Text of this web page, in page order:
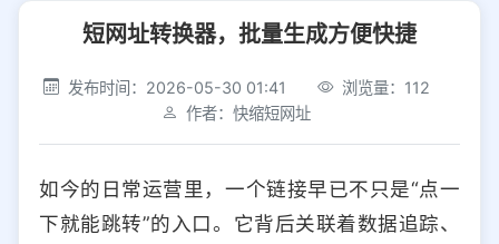
社交平台 电商平台
选择防红平台类型，避免链接被拦截
iOS Android PC 其他
短网址转换器，批量生成方便快捷
发布时间：2026-05-30 01:41
浏览量：112
作者：快缩短网址
如今的日常运营里，一个链接早已不只是“点一
下就能跳转”的入口。它背后关联着数据追踪、